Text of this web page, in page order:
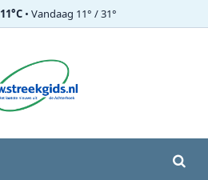
11°C• Vandaag 11° / 31°